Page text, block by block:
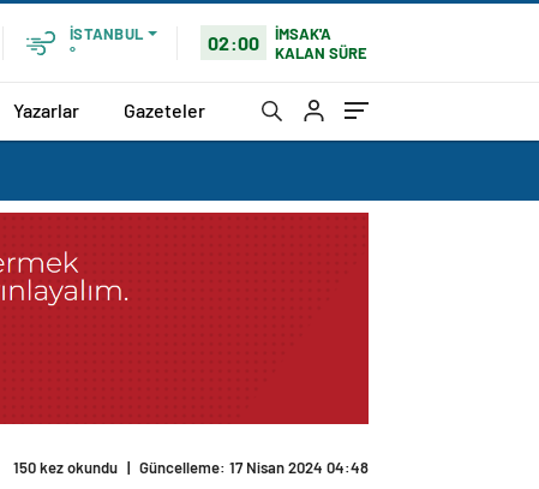
İSTANBUL
°
02:00
İMSAK'A
KALAN SÜRE
Yazarlar Gazeteler
150 kez okundu | Güncelleme: 17 Nisan 2024 04:48